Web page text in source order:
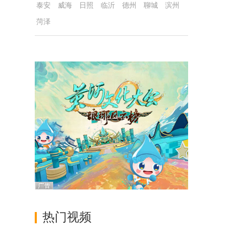
泰安
威海 日照 临沂 德州 聊城
滨州
菏泽
热门视频